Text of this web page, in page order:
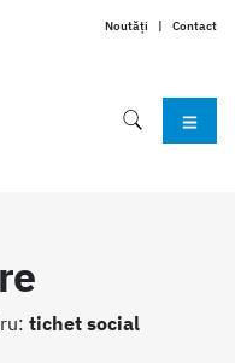
Noutăți | Contact
tichet social